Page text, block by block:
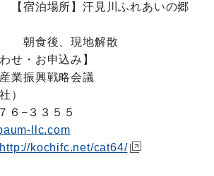
】汗見川ふれあいの郷
朝食後、現地解散
せ・お申込み】
業振興戦略会議
）
６−３３５５
llc.com
http://kochifc.net/cat64/